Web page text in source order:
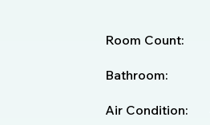
Room Count:
Bathroom:
Air Condition: